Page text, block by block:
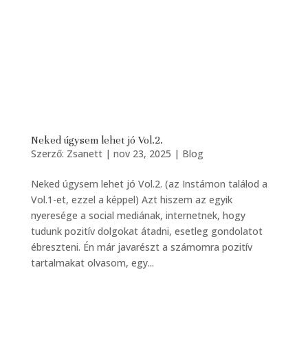
Neked úgysem lehet jó Vol.2.
Szerző: Zsanett| nov 23, 2025 | Blog
Neked úgysem lehet jó Vol.2. (az Instámon találod a
Vol.1-et, ezzel a képpel) Azt hiszem az egyik
nyeresége a social mediának, internetnek, hogy
tudunk pozitív dolgokat átadni, esetleg gondolatot
ébreszteni. Én már javarészt a számomra pozitív
tartalmakat olvasom, egy...